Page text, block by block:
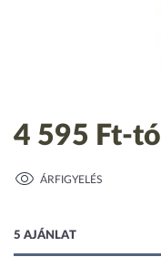
4 595 Ft-tól
ÁRFIGYELÉS
5 AJÁNLAT